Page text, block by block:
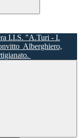
I.I.S. "A.Turi - I.
Alberghiero,